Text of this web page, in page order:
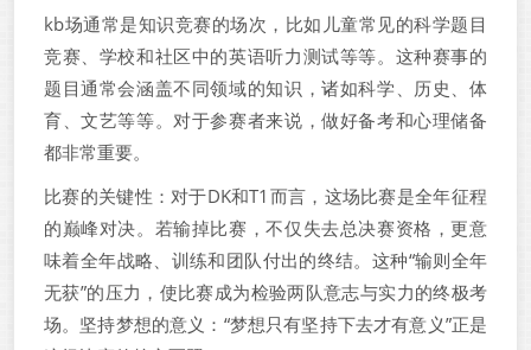
kb场通常是知识竞赛的场次，比如儿童常见的科学题目
竞赛、学校和社区中的英语听力测试等等。这种赛事的
题目通常会涵盖不同领域的知识，诸如科学、历史、体
育、文艺等等。对于参赛者来说，做好备考和心理储备
都非常重要。
比赛的关键性：对于DK和T1而言，这场比赛是全年征程
的巅峰对决。若输掉比赛，不仅失去总决赛资格，更意
味着全年战略、训练和团队付出的终结。这种“输则全年
无获”的压力，使比赛成为检验两队意志与实力的终极考
场。坚持梦想的意义：“梦想只有坚持下去才有意义”正是